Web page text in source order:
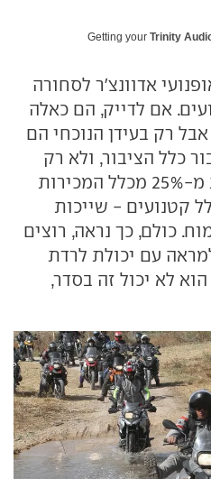
Getting your Trinity
אדוונצ'ר לסחורה
אם לדייק, הם כאלה
רק בעידן הנוכחי הם
כלל הציבור, ולא רק
בעלי ממון. וכך, לא פחות מ-25% מכלל המכירות
קטנועים - שייכות
כולם, כך נראה, רוצים
עם יכולת לרדת
לא יכול זה בסדר,